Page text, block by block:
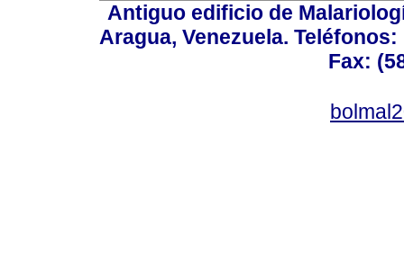
Antiguo edificio de
Aragua, Venezuela. Teléfonos:
Fax: